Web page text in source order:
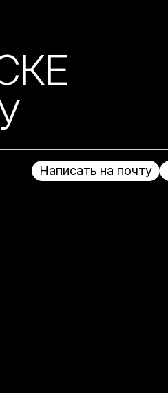
Написать на почту